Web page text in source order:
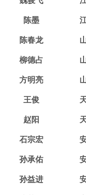
陈墨
陈春龙
柳德占
方明亮
王俊
赵阳
石宗宏
孙承佑
孙益进